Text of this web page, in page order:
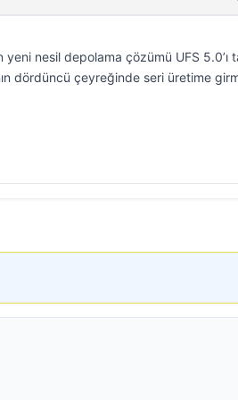
nesil depolama çözümü UFS 5.0’ı
dördüncü çeyreğinde seri üretime